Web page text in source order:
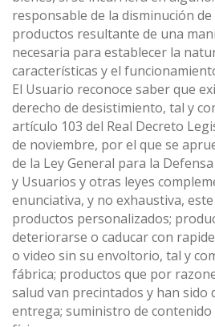
responsable de la disminución
productos resultante de una
necesaria para establecer la
características y el
El Usuario reconoce saber que
derecho de desistimiento, tal y
artículo 103 del Real Decreto
de noviembre, por el que se
de la Ley General para la
y Usuarios y otras leyes
enunciativa, y no exhaustiva,
productos personalizados;
deteriorarse o caducar con
o video sin su envoltorio, tal y
fábrica; productos que por
salud van precintados y han sido
entrega; suministro de